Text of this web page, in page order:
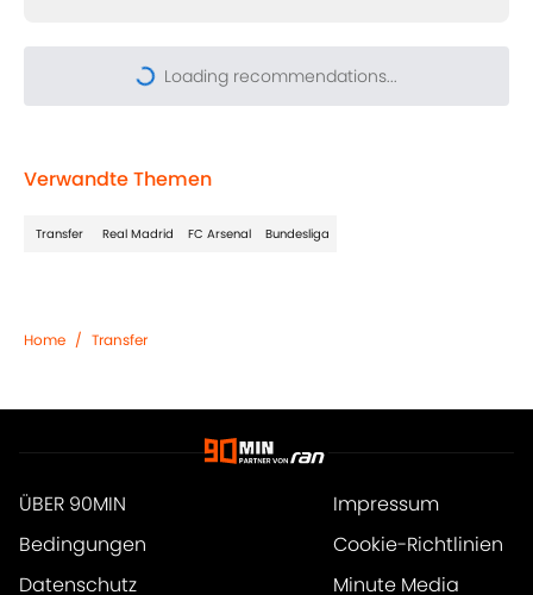
Loading recommendations...
Please wait while we load
Verwandte Themen
Transfer Real Madrid FC Arsenal Bundesliga
Home / Transfer
ÜBER 90MIN
Impressum
Bedingungen
Cookie-Richtlinien
Datenschutz
Minute Media